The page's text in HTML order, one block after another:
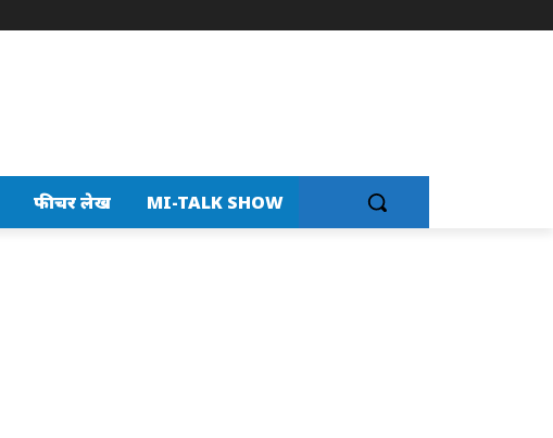
फीचर लेख MI-TALK SHOW